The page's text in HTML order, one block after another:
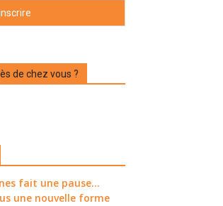
de chez vous ?
fait une pause...
une nouvelle forme